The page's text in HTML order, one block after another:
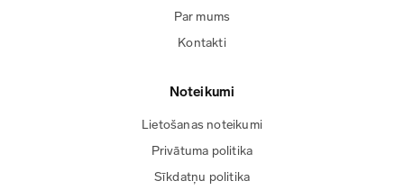
Par mums
Kontakti
Noteikumi
Lietošanas noteikumi
Privātuma politika
Sīkdatņu politika